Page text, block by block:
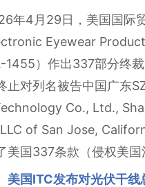
年4月29日，美国国际
Eyewear
1455）作出337部分终
止对列名被告中国广东
Co., Ltd.,
of San Jose,
美国337条款（侵权美
美国ITC发布对光伏干